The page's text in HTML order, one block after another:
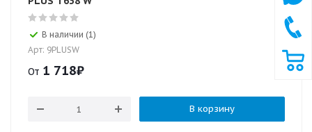
В наличии (1)
Арт: 9PLUSW
От 1 718₽
В корзину